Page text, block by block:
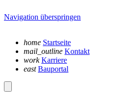
Navigation überspringen
home Startseite
mail_outline Kontakt
work Karriere
east Bauportal